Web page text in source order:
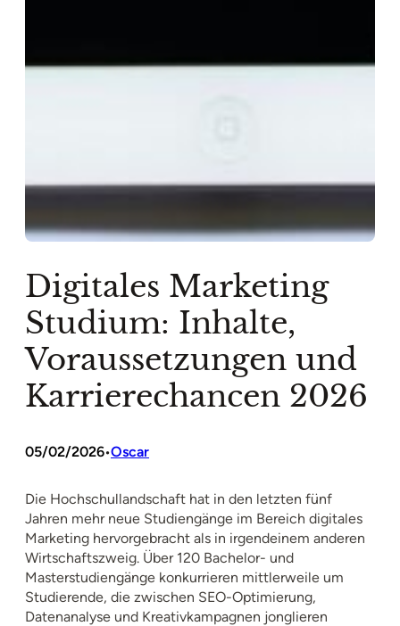
Digitales Marketing
Studium: Inhalte,
Voraussetzungen und
Karrierechancen 2026
05/02/2026•Oscar
Die Hochschullandschaft hat in den letzten fünf
Jahren mehr neue Studiengänge im Bereich digitales
Marketing hervorgebracht als in irgendeinem anderen
Wirtschaftszweig. Über 120 Bachelor- und
Masterstudiengänge konkurrieren mittlerweile um
Studierende, die zwischen SEO-Optimierung,
Datenanalyse und Kreativkampagnen jonglieren